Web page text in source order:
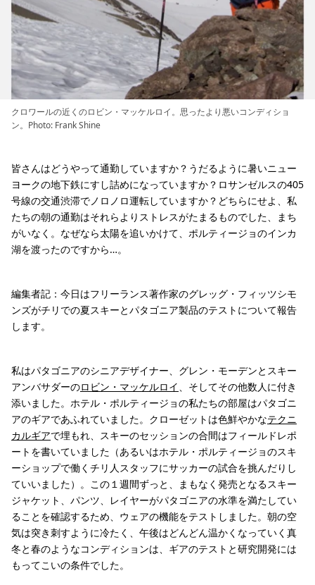
クロワールの近くのロビン・マッケルロイ。思ったより悪いコンディショ
ン。Photo: Frank Shine
皆さんはどうやって通勤していますか？うだるように暑いニュー
ヨークの地下鉄にすし詰めになっていますか？ロサンゼルスの405
号線の交通渋滞でノロノロ運転していますか？どちらにせよ、私
たちの朝の通勤はそれらよりストレスがたまるものでした、まち
がいなく。なぜなら太陽を追いかけて、ポルティージョのインカ
湖を渡ったのですから…。
編集者記：今日はフリーランス著作家のグレッグ・フィッツシモ
ンズがチリでの夏スキーとパタゴニア製品のテストについて報告
します。
私はパタゴニアのシニアデザイナー、グレン・モーデンとスキー
アンバサダーのロビン・マッケルロイ
、そしてその他数人に付き
添いました。ホテル・ポルティージョの私たちの部屋はパタゴニ
アのギアであふれていました。クローゼットは色鮮やかなテクニ
カルギアで埋もれ、スキーのセッションの合間はフィールドレポ
ートを書いていました（あるいはホテル・ポルティージョのスキ
ーショップで働くチリ人スタッフにサッカーの試合を挑んだりし
ていいました）。この１週間ずっと、まもなく発売となるスキー
ジャケット、パンツ、レイヤーがパタゴニアの水準を満たしてい
ることを確認するため、ウェアの機能をテストしました。朝の空
気は突き刺すように冷たく、午後はどんどん温かくなっていく真
冬と春のようなコンディションは、ギアのテストと研究開発には
もってこいの条件でした。